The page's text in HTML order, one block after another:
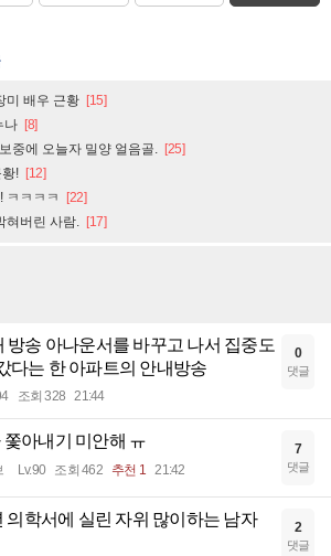
미 배우 근황 [15]
나 [8]
중에 오늘자 밀양 얼음골. [25]
! [12]
ㅋㅋㅋㅋ [22]
혀버린 사람. [17]
방송 아나운서를 바꾸고 나서 집중도
다는 한 아파트의 안내방송
조회 328 21:44
0
댓글
쫓아내기 미안해 ㅠ
Lv.90 조회 462 추천 1 21:42
7
댓글
의학서에 실린 자위 많이하는 남자
2
댓글